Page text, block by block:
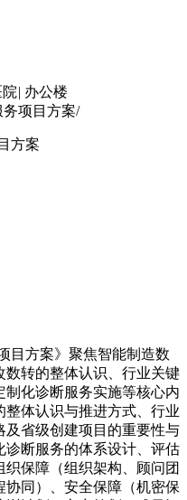
院| 办公楼
项目方案/
方案
目方案》聚焦智能制造数
转的整体认识、行业关键
化诊断服务实施等核心内
体认识与推进方式、行业
及省级创建项目的重要性与
诊断服务的体系设计、评估
保障（组织架构、顾问团
协同）、安全保障（机密保